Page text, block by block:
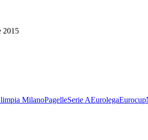
2015
MilanoPagelleSerie AEurolegaEurocup